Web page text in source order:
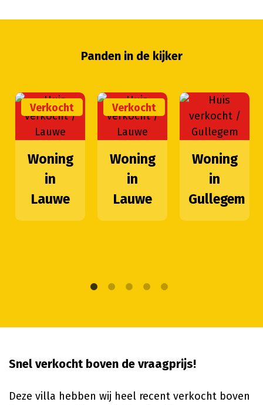
Panden in de kijker
Verkocht
Woning
in
Lauwe
Verkocht
Woning
in
Lauwe
Woning
in
Gullegem
Snel verkocht boven de vraagprijs!
Deze villa hebben wij heel recent verkocht boven